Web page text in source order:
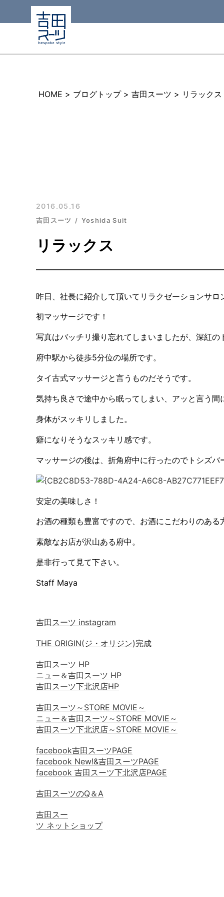
HOME > ブログトップ > 吉田スーツ > リラックス
2016.05.16
吉田スーツ Yoshida Suit
リラックス
昨日、社長に紹介して頂いてリラクゼーションサロ
初マッサージです！
写真はバッチリ撮り忘れてしまいましたが、深紅の
府中駅から徒歩5分位の場所です。
タイ古式マッサージと言うものだそうです。
気持ち良さで途中から眠ってしまい、アッと言う間
身体がスッキリしました。
癖になりそうなスッキリ感です。
マッサージの後は、折角府中に行ったのでトシズバ
安定の美味しさ！
お酒の種類も豊富ですので、お酒にこだわりのある
素敵なお店が沢山ある府中。
是非行って見て下さい。
Staff Maya
吉田スーツ instagram
THE ORIGIN(ジ・オリジン)完成
吉田スーツ HP
ニュー＆吉田スーツ HP
吉田スーツ下北沢店HP
吉田スーツ～STORE MOVIE～
ニュー＆吉田スーツ～STORE MOVIE～
吉田スーツ下北沢店～STORE MOVIE～
facebook吉田スーツPAGE
facebook New!&吉田スーツPAGE
facebook 吉田スーツ下北沢店PAGE
吉田スーツのQ＆A
吉田スー
ツ ネットショップ